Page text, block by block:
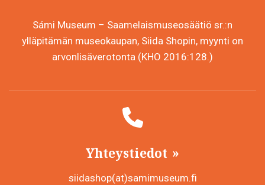
Sámi Museum – Saamelaismuseosäätiö sr.:n
ylläpitämän museokaupan, Siida Shopin, myynti on
arvonlisäverotonta (KHO 2016:128.)
Yhteystiedot
siidashop(at)samimuseum.fi